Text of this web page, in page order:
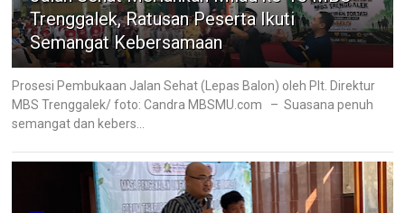
Trenggalek, Ratusan Peserta Ikuti
Semangat Kebersamaan
Prosesi Pembukaan Jalan Sehat (Lepas Balon) oleh Plt. Direktur
MBS Trenggalek/ foto: Candra MBSMU.com – Suasana penuh
semangat dan kebers...